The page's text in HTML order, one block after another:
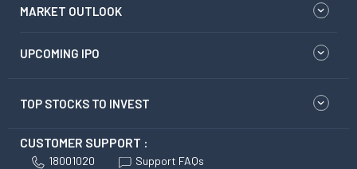
MARKET OUTLOOK
UPCOMING IPO
TOP STOCKS TO INVEST
CUSTOMER SUPPORT :
18001020 Support FAQs